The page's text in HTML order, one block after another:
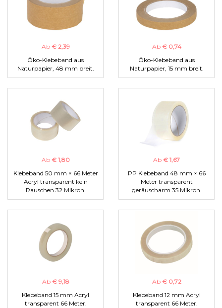
Ab € 2,39
Öko-Klebeband aus
Naturpapier, 48 mm breit.
Ab € 0,74
Öko-Klebeband aus
Naturpapier, 15 mm breit.
Ab € 1,80
Klebeband 50 mm × 66 Meter
Acryl transparent kein
Rauschen 32 Mikron.
Ab € 1,67
PP Klebeband 48 mm × 66
Meter transparent
geräuscharm 35 Mikron.
Ab € 9,18
Klebeband 15 mm Acryl
transparent 66 Meter.
Ab € 0,72
Klebeband 12 mm Acryl
transparent 66 Meter.